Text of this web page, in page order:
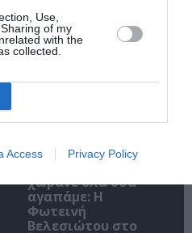
Use,
of my
with the
collected.
Access Privacy Policy
συναυλίες στην
Κρήτη
χωράνε όλα όσα
αγαπάμε: Η
Φωτεινή
Βελεσιώτου στο